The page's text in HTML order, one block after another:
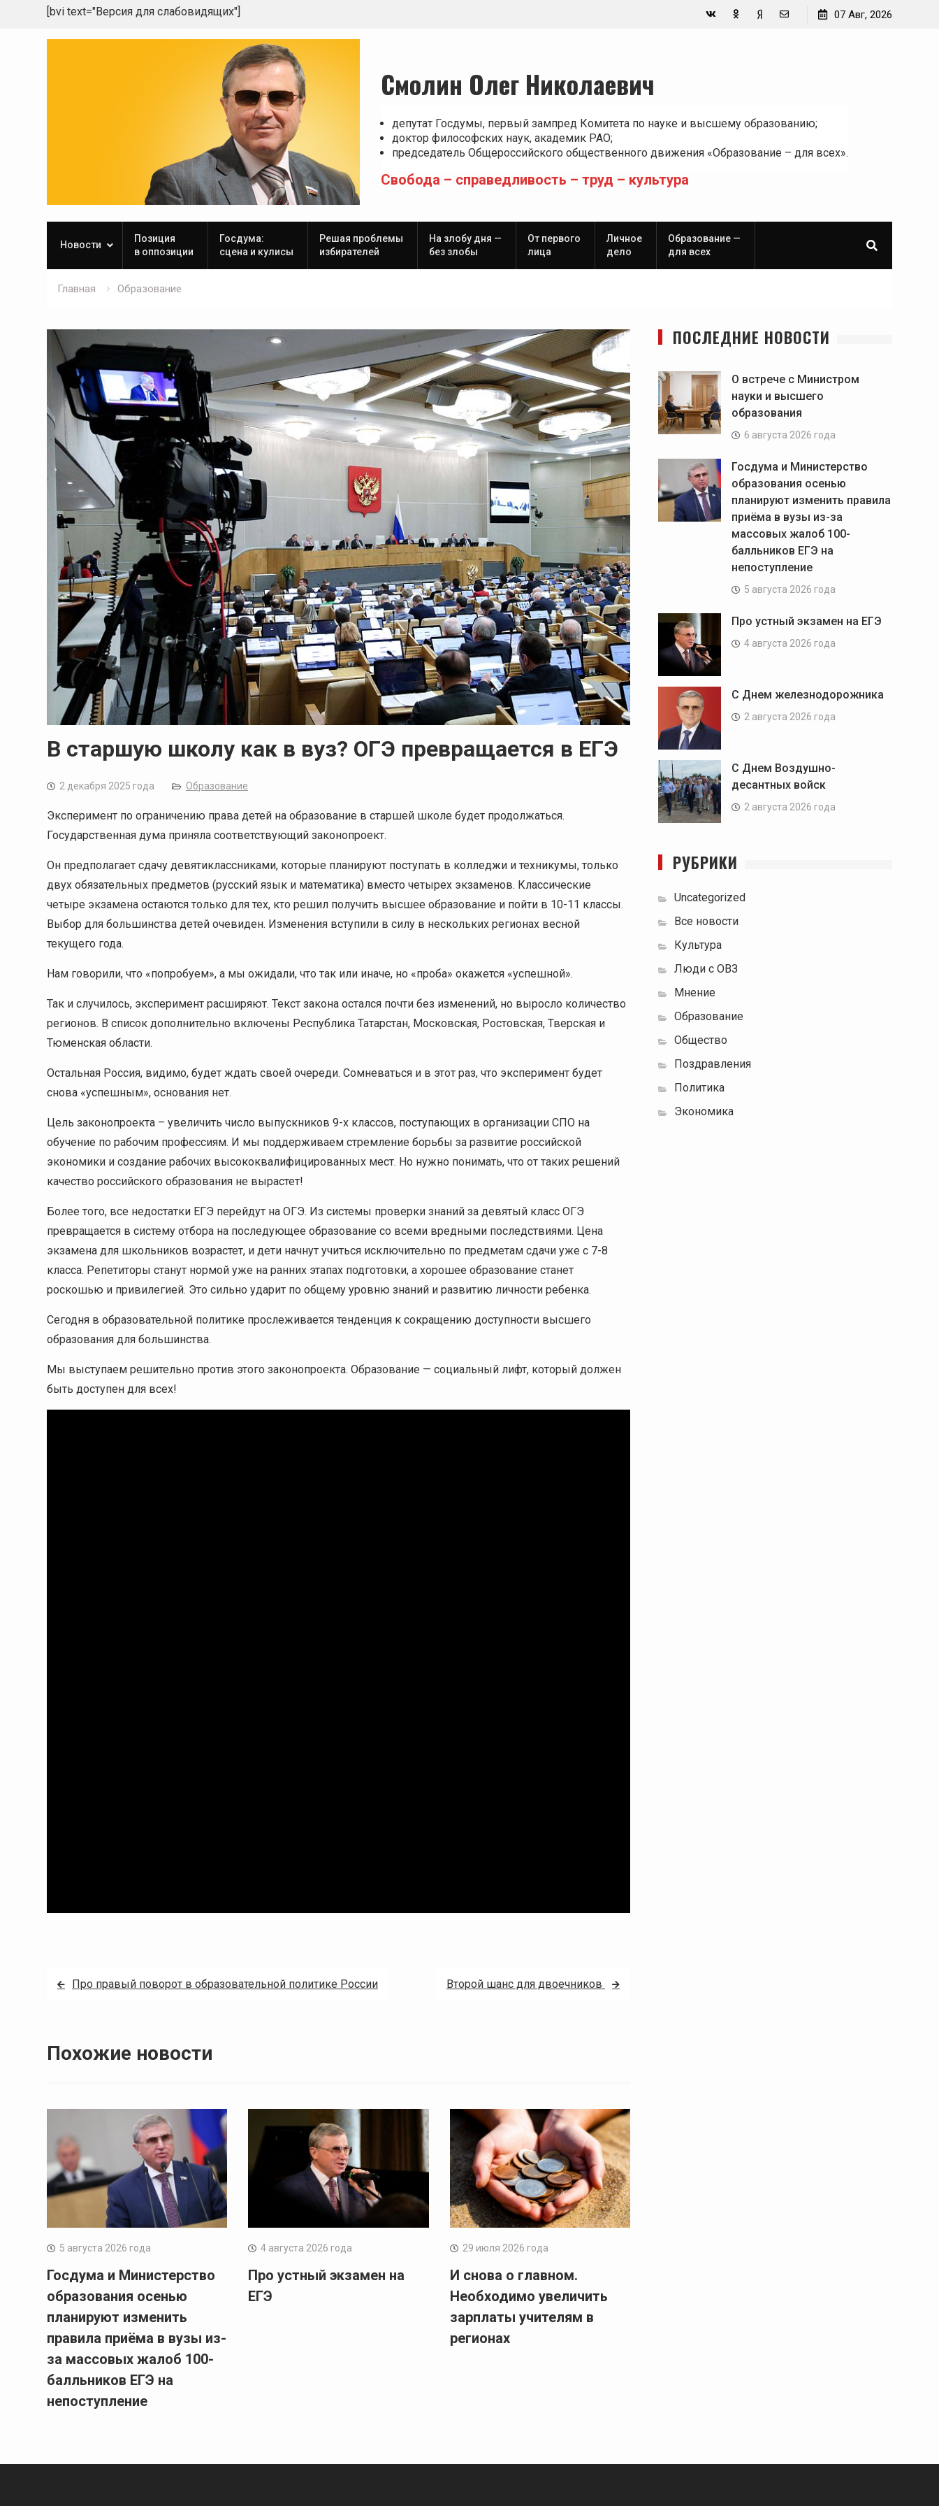
[bvi text="Версия для слабовидящих"] 07 Авг, 2026
Смолин Олег Николаевич
депутат Госдумы, первый зампред Комитета по науке и высшему образованию;
доктор философских наук, академик РАО;
председатель Общероссийского общественного движения «Образование – для всех».
Свобода – справедливость – труд – культура
Новости
Позиция
в оппозиции
Госдума:
сцена и кулисы
Решая проблемы
избирателей
На злобу дня —
без злобы
От первого
лица
Личное
дело
Образование —
для всех
Главная Образование
В старшую школу как в вуз? ОГЭ превращается в ЕГЭ
2 декабря 2025 года Образование
Эксперимент по ограничению права детей на образование в старшей школе будет продолжаться.
Государственная дума приняла соответствующий законопроект.
Он предполагает сдачу девятиклассниками, которые планируют поступать в колледжи и техникумы, только
двух обязательных предметов (русский язык и математика) вместо четырех экзаменов. Классические
четыре экзамена остаются только для тех, кто решил получить высшее образование и пойти в 10-11 классы.
Выбор для большинства детей очевиден. Изменения вступили в силу в нескольких регионах весной
текущего года.
Нам говорили, что «попробуем», а мы ожидали, что так или иначе, но «проба» окажется «успешной».
Так и случилось, эксперимент расширяют. Текст закона остался почти без изменений, но выросло количество
регионов. В список дополнительно включены Республика Татарстан, Московская, Ростовская, Тверская и
Тюменская области.
Остальная Россия, видимо, будет ждать своей очереди. Сомневаться и в этот раз, что эксперимент будет
снова «успешным», основания нет.
Цель законопроекта – увеличить число выпускников 9-х классов, поступающих в организации СПО на
обучение по рабочим профессиям. И мы поддерживаем стремление борьбы за развитие российской
экономики и создание рабочих высококвалифицированных мест. Но нужно понимать, что от таких решений
качество российского образования не вырастет!
Более того, все недостатки ЕГЭ перейдут на ОГЭ. Из системы проверки знаний за девятый класс ОГЭ
превращается в систему отбора на последующее образование со всеми вредными последствиями. Цена
экзамена для школьников возрастет, и дети начнут учиться исключительно по предметам сдачи уже с 7-8
класса. Репетиторы станут нормой уже на ранних этапах подготовки, а хорошее образование станет
роскошью и привилегией. Это сильно ударит по общему уровню знаний и развитию личности ребенка.
Сегодня в образовательной политике прослеживается тенденция к сокращению доступности высшего
образования для большинства.
Мы выступаем решительно против этого законопроекта. Образование — социальный лифт, который должен
быть доступен для всех!
Навигация
записям
Про правый поворот в образовательной политике России Второй шанс для двоечников
Похожие новости
5 августа 2026 года
Госдума и Министерство
образования осенью
планируют изменить
правила приёма в вузы из-
за массовых жалоб 100-
балльников ЕГЭ на
непоступление
4 августа 2026 года
Про устный экзамен на
ЕГЭ
29 июля 2026 года
И снова о главном.
Необходимо увеличить
зарплаты учителям в
регионах
ПОСЛЕДНИЕ НОВОСТИ
О встрече с Министром
науки и высшего
образования
6 августа 2026 года
Госдума и Министерство
образования осенью
планируют изменить правила
приёма в вузы из-за
массовых жалоб 100-
балльников ЕГЭ на
непоступление
5 августа 2026 года
Про устный экзамен на ЕГЭ
4 августа 2026 года
С Днем железнодорожника
2 августа 2026 года
С Днем Воздушно-
десантных войск
2 августа 2026 года
РУБРИКИ
Uncategorized
Все новости
Культура
Люди с ОВЗ
Мнение
Образование
Общество
Поздравления
Политика
Экономика